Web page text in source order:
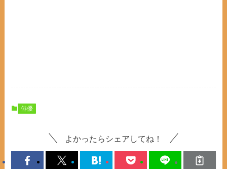
俳優
よかったらシェアしてね！